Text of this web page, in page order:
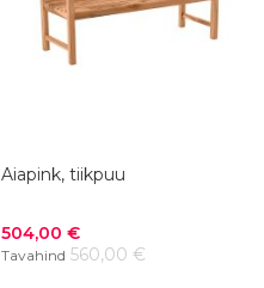
Aiapink, tiikpuu
Soodushind
504,00 €
Tavahind 560,00 €